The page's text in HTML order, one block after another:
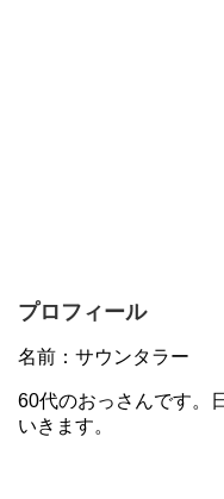
プロフィール
名前：サウンタラー
60代のおっさんです。
いきます。